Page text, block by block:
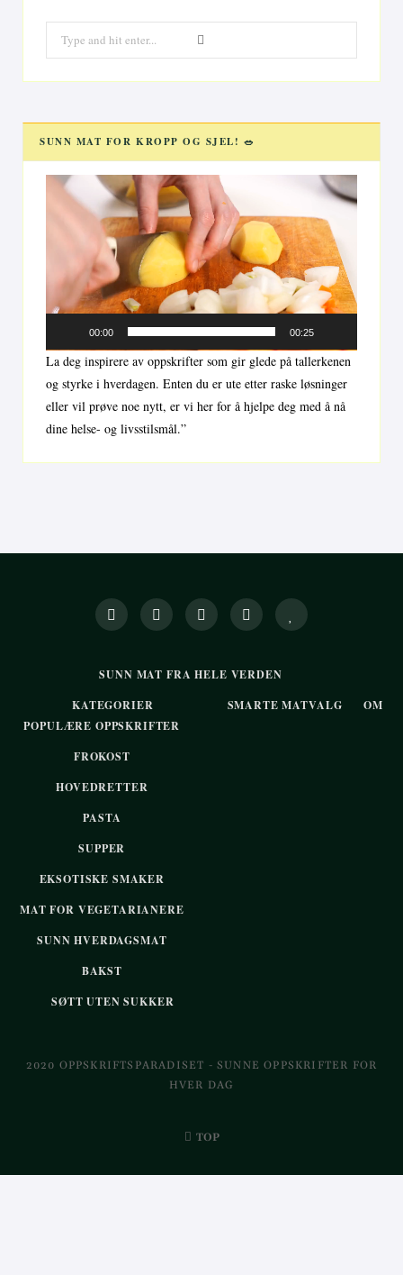
Search
for:
SUNN MAT FOR KROPP OG SJEL! 🥗
Videoavspiller
00:00 00:25
La deg inspirere av oppskrifter som gir glede på tallerkenen
og styrke i hverdagen. Enten du er ute etter raske løsninger
eller vil prøve noe nytt, er vi her for å hjelpe deg med å nå
dine helse- og livsstilsmål.”
SUNN MAT FRA HELE VERDEN
KATEGORIER
POPULÆRE OPPSKRIFTER
FROKOST
HOVEDRETTER
PASTA
SUPPER
EKSOTISKE SMAKER
MAT FOR VEGETARIANERE
SUNN HVERDAGSMAT
BAKST
SØTT UTEN SUKKER
SMARTE MATVALG OM
2020 OPPSKRIFTSPARADISET - SUNNE OPPSKRIFTER FOR
HVER DAG
TOP